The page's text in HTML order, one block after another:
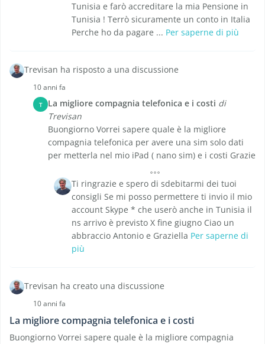
Tunisia e farò accreditare la mia Pensione in
Tunisia ! Terrò sicuramente un conto in Italia
Perche ho da pagare ... Per saperne di più
Trevisan ha risposto a una discussione
10 anni fa
T La migliore compagnia telefonica e i costi di
Trevisan
Buongiorno Vorrei sapere quale è la migliore
compagnia telefonica per avere una sim solo dati
per metterla nel mio iPad ( nano sim) e i costi Grazie
Ti ringrazie e spero di sdebitarmi dei tuoi
consigli Se mi posso permettere ti invio il mio
account Skype * che userò anche in Tunisia il
ns arrivo è previsto X fine giugno Ciao un
abbraccio Antonio e Graziella Per saperne di
più
Trevisan ha creato una discussione
10 anni fa
La migliore compagnia telefonica e i costi
Buongiorno Vorrei sapere quale è la migliore compagnia